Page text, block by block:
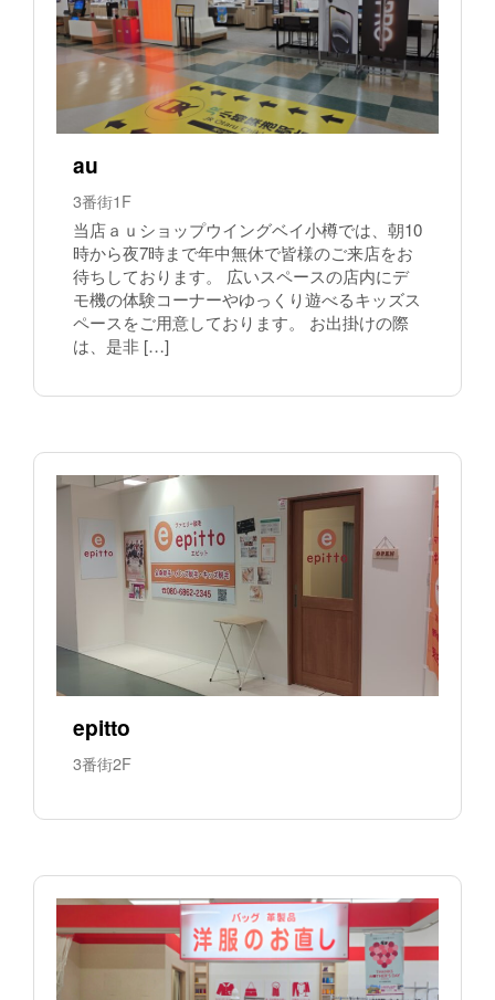
au
3番街1F
当店ａｕショップウイングベイ小樽では、朝10
時から夜7時まで年中無休で皆様のご来店をお
待ちしております。 広いスペースの店内にデ
モ機の体験コーナーやゆっくり遊べるキッズス
ペースをご用意しております。 お出掛けの際
は、是非 […]
epitto
3番街2F